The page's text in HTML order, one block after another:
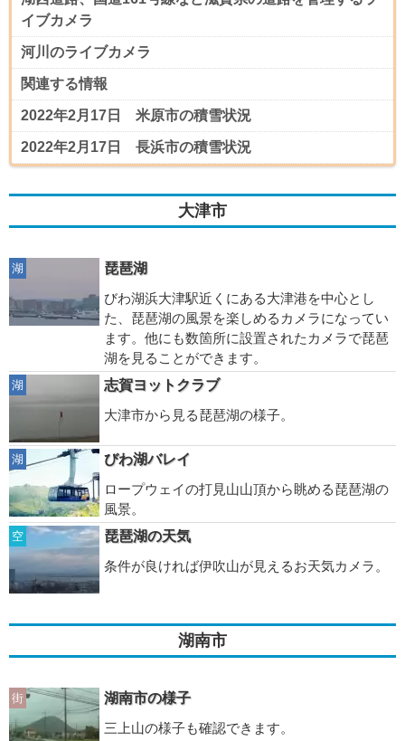
イブカメラ
河川のライブカメラ
関連する情報
2022年2月17日 米原市の積雪状況
2022年2月17日 長浜市の積雪状況
大津市
湖
琵琶湖
びわ湖浜大津駅近くにある大津港を中心とし
た、琵琶湖の風景を楽しめるカメラになってい
ます。他にも数箇所に設置されたカメラで琵琶
湖を見ることができます。
湖
志賀ヨットクラブ
大津市から見る琵琶湖の様子。
湖
びわ湖バレイ
ロープウェイの打見山山頂から眺める琵琶湖の
風景。
空
琵琶湖の天気
条件が良ければ伊吹山が見えるお天気カメラ。
湖南市
街
湖南市の様子
三上山の様子も確認できます。